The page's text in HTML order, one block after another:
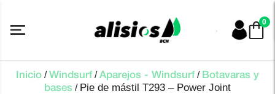
contenido
0
Inicio / Windsurf / Aparejos - Windsurf / Botavaras y
bases / Pie de mástil T293 – Power Joint